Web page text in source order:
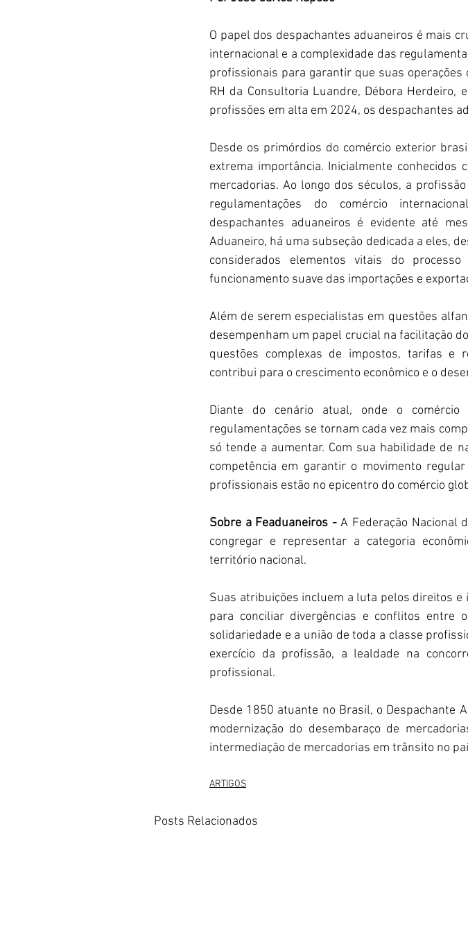
O papel dos despachantes aduaneiros é mais
internacional e a complexidade das
profissionais para garantir que suas
RH da Consultoria Luandre, Débora Herdeiro,
profissões em alta em 2024, os despachantes
Desde os primórdios do comércio exterior
extrema importância. Inicialmente conhecidos
mercadorias. Ao longo dos séculos, a
regulamentações do comércio
despachantes aduaneiros é evidente até
Aduaneiro, há uma subseção dedicada a eles,
considerados elementos vitais do
funcionamento suave das importações e
Além de serem especialistas em questões
desempenham um papel crucial na facilitação
questões complexas de impostos, tarifas e
contribui para o crescimento econômico e o
Diante do cenário atual, onde o
regulamentações se tornam cada vez mais
só tende a aumentar. Com sua habilidade de
competência em garantir o movimento
profissionais estão no epicentro do comércio
Sobre a Feaduaneiros - A Federação Nacional
congregar e representar a categoria
território nacional.
Suas atribuições incluem a luta pelos direitos
para conciliar divergências e conflitos entre
solidariedade e a união de toda a classe
exercício da profissão, a lealdade na
profissional.
Desde 1850 atuante no Brasil, o Despachante
modernização do desembaraço de
intermediação de mercadorias em trânsito no
ARTIGOS
Posts Relacionados